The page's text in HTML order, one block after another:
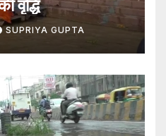
वृद्धि
SUPRIYA GUPTA